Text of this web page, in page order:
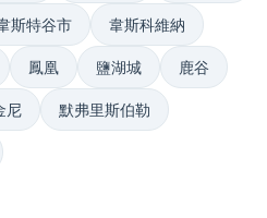
斯特谷市 韋斯科維納
鳳凰 鹽湖城 鹿谷
尼 默弗里斯伯勒